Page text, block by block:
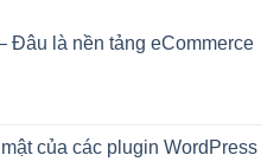
Đâu là nền tảng eCommerce
của các plugin WordPress